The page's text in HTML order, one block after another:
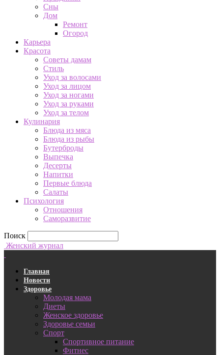
Сны
Дом
Ремонт
Огород
Карьера
Красота
Советы дамам
Стиль
Уход за волосами
Уход за лицом
Уход за ногами
Уход за руками
Уход за телом
Кулинария
Блюда из мяса
Блюда из рыбы
Бутерброды
Выпечка
Десерты
Напитки
Первые блюда
Салаты
Психология
Отношения
Саморазвитие
Поиск
Женский журнал
Главная
Новости
Здоровье
Молодая мама
Диеты
Женское здоровье
Здоровье семьи
Спорт
Спортивное питание
Фитнес